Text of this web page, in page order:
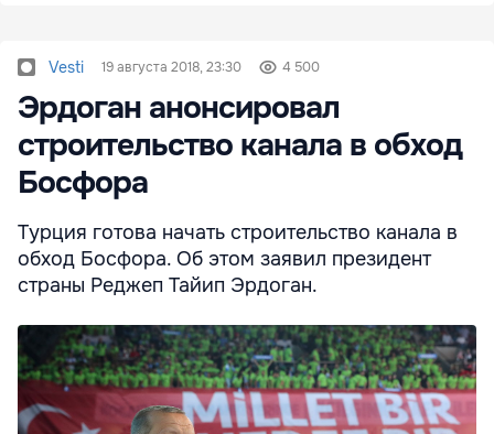
Vesti 19 августа 2018, 23:30 4 500
Эрдоган анонсировал
строительство канала в обход
Босфора
Турция готова начать строительство канала в
обход Босфора. Об этом заявил президент
страны Реджеп Тайип Эрдоган.